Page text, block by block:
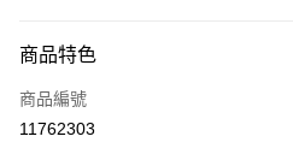
信用卡一次付款
LINE Pay
商品特色
商品編號
11762303